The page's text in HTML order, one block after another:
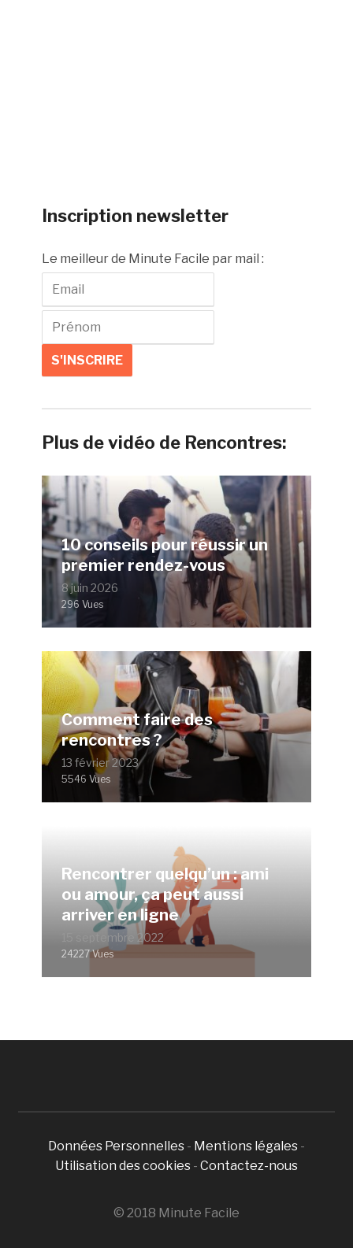
Inscription newsletter
Le meilleur de Minute Facile par mail :
Plus de vidéo de Rencontres:
10 conseils pour réussir un
premier rendez-vous
8 juin 2026
296 Vues
Comment faire des
rencontres ?
13 février 2023
5546 Vues
Rencontrer quelqu’un : ami
ou amour, ça peut aussi
arriver en ligne
15 septembre 2022
24227 Vues
Données Personnelles - Mentions légales -
Utilisation des cookies - Contactez-nous
© 2018 Minute Facile